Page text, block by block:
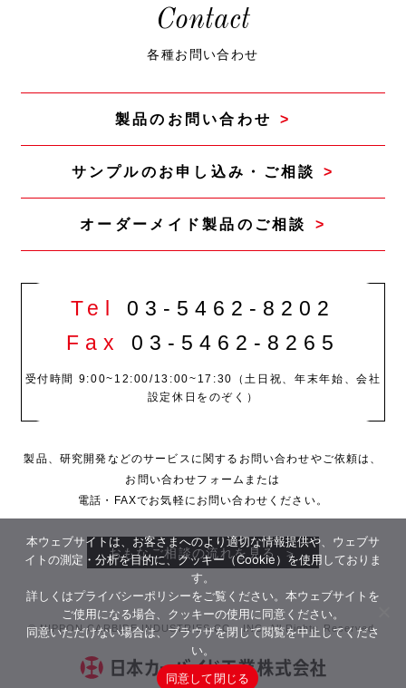
Contact
各種お問い合わせ
製品のお問い合わせ
サンプルのお申し込み・ご相談
オーダーメイド製品の ご相談
Tel
03-5462-8202
Fax
03-5462-8265
受付時間 9:00~12:00/13:00~17:30（土日祝、年末年始、会社
設定休日をのぞく）
製品、研究開発などのサービスに関するお問い合わせやご依頼は、
お問い合わせフォームまたは
電話・FAXでお気軽にお問い合わせください。
おもなご相談の流れを見る
© NIPPON CARBIDE INDUSTRIES CO., INC. All Rights Reserved.
本ウェブサイトは、お客さまへのより適切な情報提供や、ウェブサ
イトの測定・分析を目的に、クッキー（Cookie）を使用しておりま
す。
詳しくはプライバシーポリシーをご覧ください。本ウェブサイトを
ご使用になる場合、クッキーの使用に同意ください。
同意いただけない場合は、ブラウザを閉じて閲覧を中止してくださ
い。
同意して閉じる